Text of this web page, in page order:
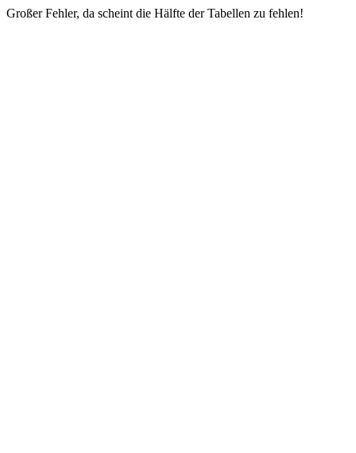
Großer Fehler, da scheint die Hälfte der Tabellen zu fehlen!